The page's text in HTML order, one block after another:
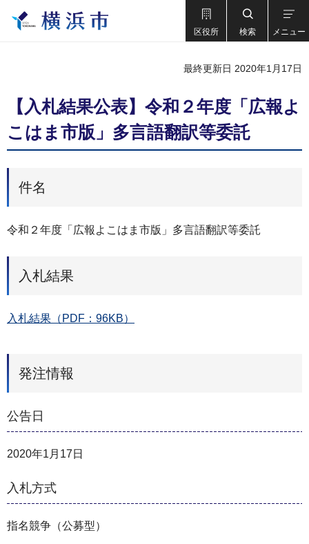
区役所 検索 メニュー
最終更新日 2020年1月17日
【入札結果公表】令和２年度「広報よ
こはま市版」多言語翻訳等委託
件名
令和２年度「広報よこはま市版」多言語翻訳等委託
入札結果
入札結果（PDF：96KB）
発注情報
公告日
2020年1月17日
入札方式
指名競争（公募型）